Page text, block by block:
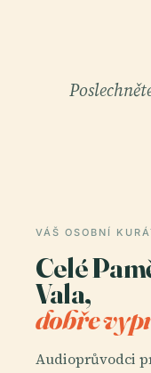
VÁŠ OSOBNÍ
Celé
Vala,
dobře
Audioprůvodci